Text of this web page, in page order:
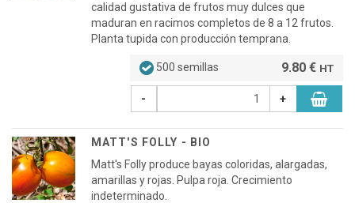
calidad gustativa de frutos muy dulces que
maduran en racimos completos de 8 a 12 frutos.
Planta tupida con producción temprana.
500 semillas 9.80 € HT
- +
MATT'S FOLLY - BIO
Matt's Folly produce bayas coloridas, alargadas,
amarillas y rojas. Pulpa roja. Crecimiento
indeterminado.